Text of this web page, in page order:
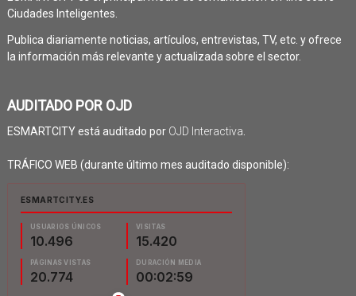
Ciudades Inteligentes.
Publica diariamente noticias, artículos, entrevistas, TV, etc. y ofrece
la información más relevante y actualizada sobre el sector.
AUDITADO POR OJD
ESMARTCITY está auditado por OJD Interactiva
TRÁFICO WEB (durante último mes auditado disponible):